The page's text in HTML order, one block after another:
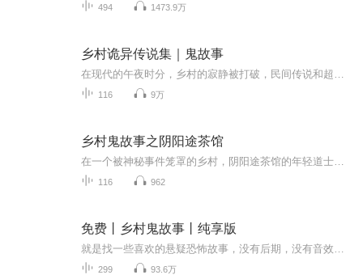
494 1473.9万
乡村诡异传说集｜鬼故事
116 9万
乡村鬼故事之阴阳途茶馆
116 962
免费丨乡村鬼故事丨纯享版
299 93.6万